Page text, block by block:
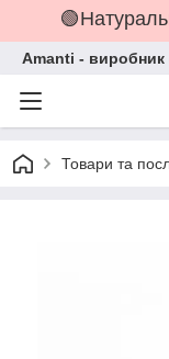
Amanti - виробник
Товари та